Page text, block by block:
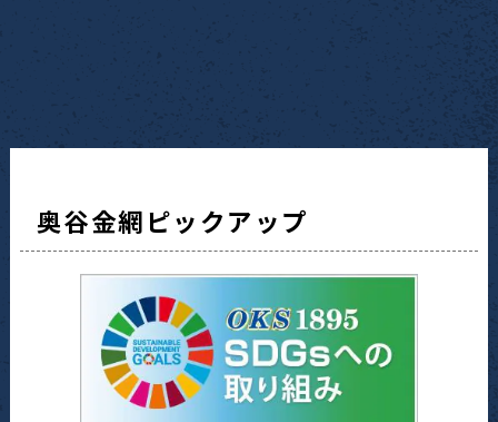
奥谷金網ピックアップ